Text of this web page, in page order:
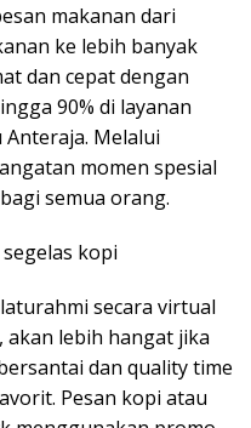
makanan dari
ke lebih banyak
dan cepat dengan
90% di layanan
Melalui
momen spesial
semua orang.
kopi
secara virtual
akan lebih hangat jika
dan quality time
Pesan kopi atau